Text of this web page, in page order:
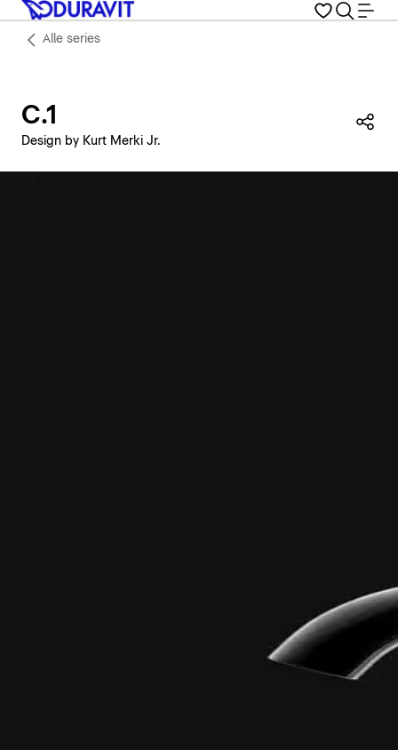
Alle series
C.1
Design by Kurt Merki Jr.